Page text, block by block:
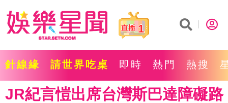
1
針線緣 請世界吃桌 即時 熱門 熱搜
JR紀言愷出席台灣斯巴達障礙路